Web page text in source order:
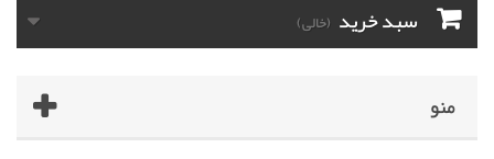
سبد خرید (خالی)
منو